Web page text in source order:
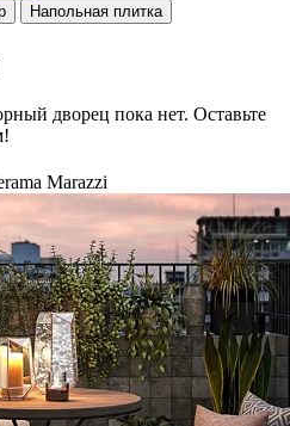
Напольная плитка
дворец пока нет. Оставьте
Marazzi